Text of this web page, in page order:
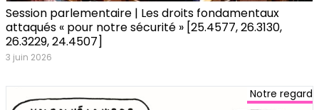
Session parlementaire | Les droits fondamentaux
attaqués « pour notre sécurité » [25.4577, 26.3130,
26.3229, 24.4507]
3 juin 2026
Notre regard